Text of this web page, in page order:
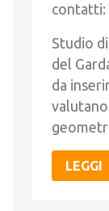
contatti:
Studio
del
da
LEGGI